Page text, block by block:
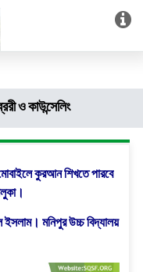
লাইব্রেরী (আত্নশুদ্ধির
ও কাউন্সেলিং
মোবাইলে কুরআন শিখতে পারবে
ইসলাম। মনিপুর উচ্চ বিদ্যালয়